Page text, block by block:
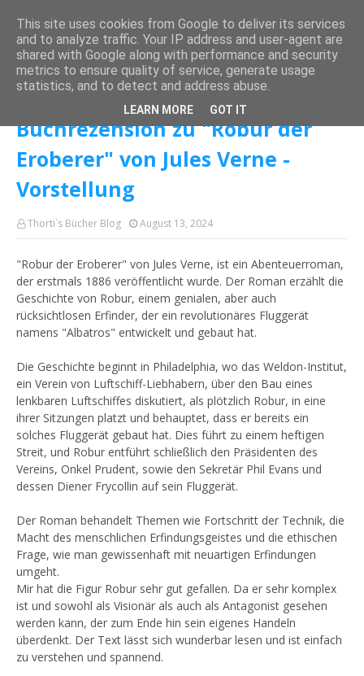
Startseite Jules Verne
Buchrezension zu "Robur der Eroberer" von
Jules Verne - Vorstellung
Buchrezension zu "Robur der
Eroberer" von Jules Verne -
Vorstellung
Thorti´s Bücher Blog August 13, 2024
"Robur der Eroberer" von Jules Verne, ist ein Abenteuerroman,
der erstmals 1886 veröffentlicht wurde. Der Roman erzählt die
Geschichte von Robur, einem genialen, aber auch
rücksichtlosen Erfinder, der ein revolutionäres Fluggerät
namens "Albatros" entwickelt und gebaut hat.
Die Geschichte beginnt in Philadelphia, wo das Weldon-Institut,
ein Verein von Luftschiff-Liebhabern, über den Bau eines
lenkbaren Luftschiffes diskutiert, als plötzlich Robur, in eine
ihrer Sitzungen platzt und behauptet, dass er bereits ein
solches Fluggerät gebaut hat. Dies führt zu einem heftigen
Streit, und Robur entführt schließlich den Präsidenten des
Vereins, Onkel Prudent, sowie den Sekretär Phil Evans und
dessen Diener Frycollin auf sein Fluggerät.
Der Roman behandelt Themen wie Fortschritt der Technik, die
Macht des menschlichen Erfindungsgeistes und die ethischen
Frage, wie man gewissenhaft mit neuartigen Erfindungen
umgeht.
Mir hat die Figur Robur sehr gut gefallen. Da er sehr komplex
ist und sowohl als Visionär als auch als Antagonist gesehen
werden kann, der zum Ende hin sein eigenes Handeln
überdenkt. Der Text lässt sich wunderbar lesen und ist einfach
zu verstehen und spannend.
This site uses cookies from Google to deliver its services
and to analyze traffic. Your IP address and user-agent are
shared with Google along with performance and security
metrics to ensure quality of service, generate usage
statistics, and to detect and address abuse.
LEARN MORE GOT IT